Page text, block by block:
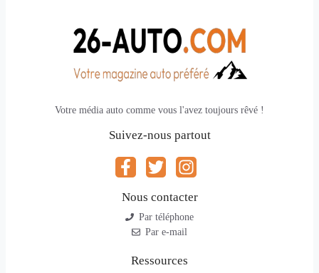
Votre média auto comme vous l'avez toujours rêvé !
Suivez-nous partout
Nous contacter
Par téléphone
Par e-mail
Ressources